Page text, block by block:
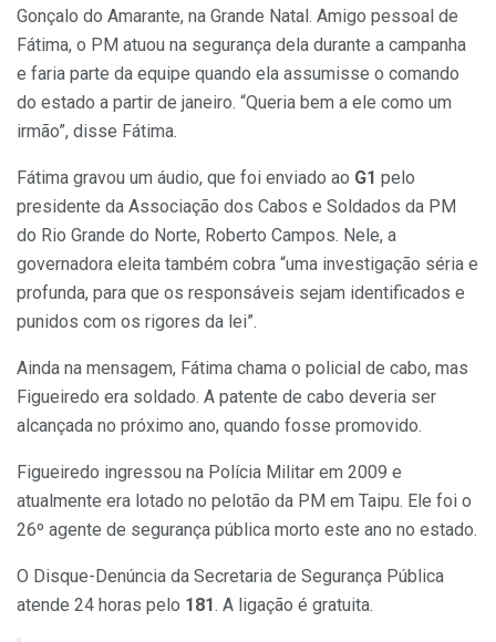
Gonçalo do Amarante, na Grande Natal. Amigo pessoal de
Fátima, o PM atuou na segurança dela durante a campanha
e faria parte da equipe quando ela assumisse o comando
do estado a partir de janeiro. “Queria bem a ele como um
irmão”, disse Fátima.
Fátima gravou um áudio, que foi enviado ao G1 pelo
presidente da Associação dos Cabos e Soldados da PM
do Rio Grande do Norte, Roberto Campos. Nele, a
governadora eleita também cobra “uma investigação séria e
profunda, para que os responsáveis sejam identificados e
punidos com os rigores da lei”.
Ainda na mensagem, Fátima chama o policial de cabo, mas
Figueiredo era soldado. A patente de cabo deveria ser
alcançada no próximo ano, quando fosse promovido.
Figueiredo ingressou na Polícia Militar em 2009 e
atualmente era lotado no pelotão da PM em Taipu. Ele foi o
26º agente de segurança pública morto este ano no estado.
O Disque-Denúncia da Secretaria de Segurança Pública
atende 24 horas pelo 181. A ligação é gratuita.